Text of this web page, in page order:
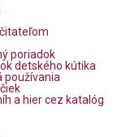
poriadok
detského kútika
používania
a hier cez katalóg